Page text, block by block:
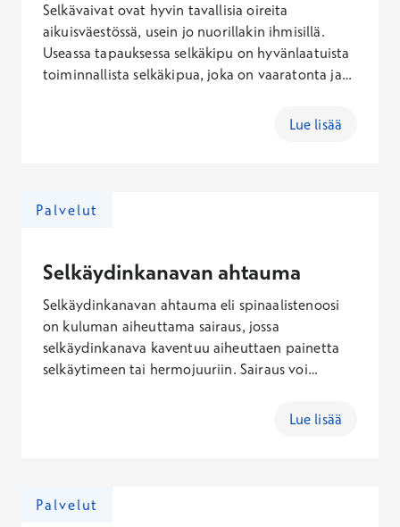
Selkävaivat ovat hyvin tavallisia oireita
aikuisväestössä, usein jo nuorillakin ihmisillä.
Useassa tapauksessa selkäkipu on hyvänlaatuista
toiminnallista selkäkipua, joka on vaaratonta ja
haittaa päivittäisessä elämässä. Selän ja niskan
Lue lisää
Palvelut
Selkäydinkanavan ahtauma
Selkäydinkanavan ahtauma eli spinaalistenoosi
on kuluman aiheuttama sairaus, jossa
selkäydinkanava kaventuu aiheuttaen painetta
selkäytimeen tai hermojuuriin. Sairaus voi
Lue lisää
Palvelut